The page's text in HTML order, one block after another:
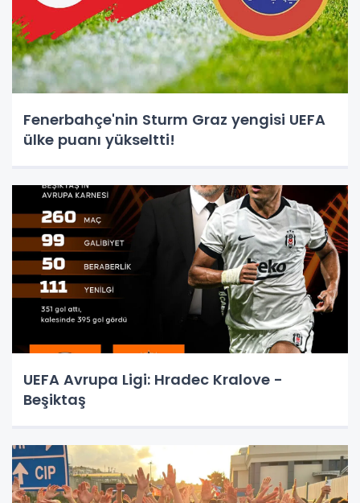
Fenerbahçe'nin Sturm Graz yengisi UEFA
ülke puanı yükseltti!
UEFA Avrupa Ligi: Hradec Kralove -
Beşiktaş